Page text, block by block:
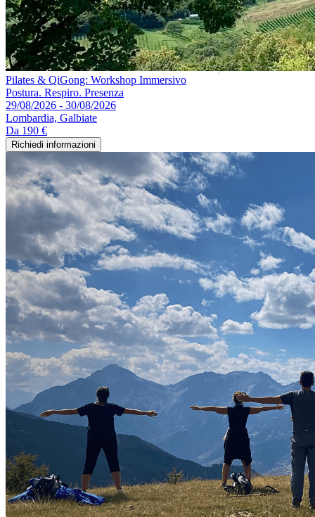
Pilates & QiGong: Workshop Immersivo
Postura. Respiro. Presenza
29/08/2026 - 30/08/2026
Lombardia, Galbiate
Da 190 €
Richiedi informazioni